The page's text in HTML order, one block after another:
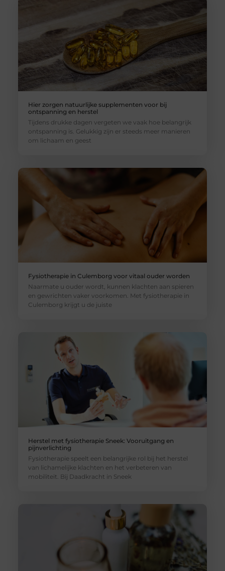
Hier zorgen natuurlijke supplementen voor bij
ontspanning en herstel
Tijdens drukke dagen vergeten we vaak hoe belangrijk
ontspanning is. Gelukkig zijn er steeds meer manieren
om lichaam en geest
Fysiotherapie in Culemborg voor vitaal ouder worden
Naarmate u ouder wordt, kunnen klachten aan spieren
en gewrichten vaker voorkomen. Met fysiotherapie in
Culemborg krijgt u de juiste
Herstel met fysiotherapie Sneek: Vooruitgang en
pijnverlichting
Fysiotherapie speelt een belangrijke rol bij het herstel
van lichamelijke klachten en het verbeteren van
mobiliteit. Bij Daadkracht in Sneek